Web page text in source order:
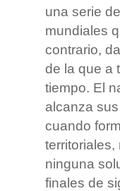
una serie
mundiales
contrario,
de la que a
tiempo. El
alcanza
cuando
ninguna
finales de